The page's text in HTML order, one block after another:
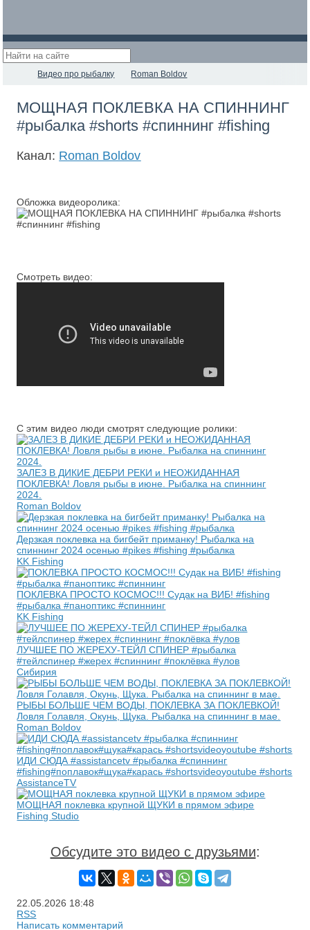
Видео про рыбалку Roman Boldov
МОЩНАЯ ПОКЛЕВКА НА СПИННИНГ
#рыбалка #shorts #спиннинг #fishing
Канал: Roman Boldov
Обложка видеоролика:
Смотреть видео:
С этим видео люди смотрят следующие ролики:
ЗАЛЕЗ В ДИКИЕ ДЕБРИ РЕКИ и НЕОЖИДАННАЯ
ПОКЛЕВКА! Ловля рыбы в июне. Рыбалка на спиннинг
2024.
Roman Boldov
Дерзкая поклевка на бигбейт приманку! Рыбалка на
спиннинг 2024 осенью #pikes #fishing #рыбалка
KK Fishing
ПОКЛЕВКА ПРОСТО КОСМОС!!! Судак на ВИБ! #fishing
#рыбалка #паноптикс #спиннинг
KK Fishing
ЛУЧШЕЕ ПО ЖЕРЕХУ-ТЕЙЛ СПИНЕР #рыбалка
#тейлспинер #жерех #спиннинг #поклёвка #улов
Сибирия
РЫБЫ БОЛЬШЕ ЧЕМ ВОДЫ, ПОКЛЕВКА ЗА ПОКЛЕВКОЙ!
Ловля Голавля, Окунь, Щука. Рыбалка на спиннинг в мае.
Roman Boldov
ИДИ СЮДА #assistancetv #рыбалка #спиннинг
#fishing#поплавок#щука#карась #shortsvideoyoutube #shorts
AssistanceTV
МОЩНАЯ поклевка крупной ЩУКИ в прямом эфире
Fishing Studio
Обсудите это видео с друзьями:
22.05.2026 18:48
RSS
Написать комментарий